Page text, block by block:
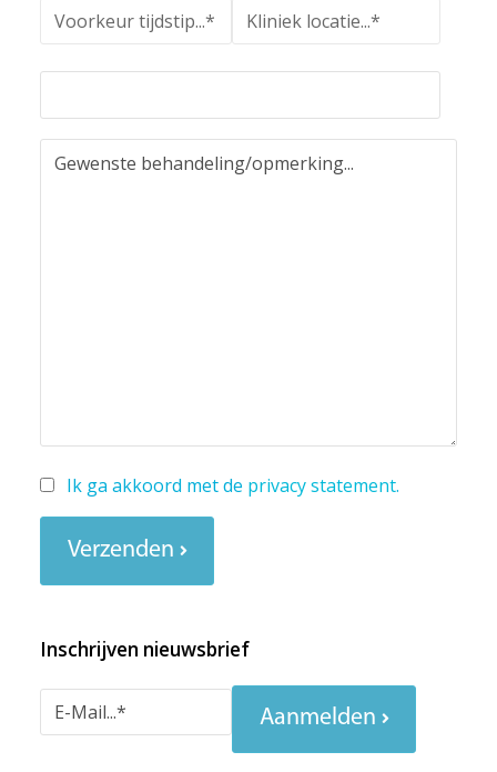
Ik ga akkoord met de privacy statement.
Verzenden
Inschrijven nieuwsbrief
Aanmelden